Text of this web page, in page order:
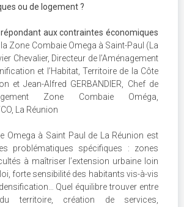
ou de logement ?
aux contraintes économiques
la Zone Combaie Omega à Saint-Paul (La
Chevalier, Directeur de l’Aménagement
et l’Habitat, Territoire de la Côte
et Jean-Alfred GERBANDIER, Chef de
Zone Combaie Oméga,
La Réunion
Omega à Saint Paul de La Réunion est
problématiques spécifiques : zones
à maîtriser l’extension urbaine loin
forte sensibilité des habitants vis-à-vis
Quel équilibre trouver entre
territoire, création de services,